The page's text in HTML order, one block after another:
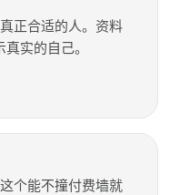
正合适的人。资料
实的自己。
个能不撞付费墙就